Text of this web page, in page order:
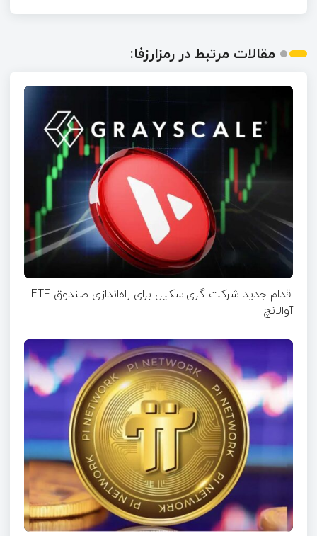
مقالات مرتبط در رمزارزفا:
اقدام جدید شرکت گری‌اسکیل برای راه‌اندازی صندوق ETF
آوالانچ